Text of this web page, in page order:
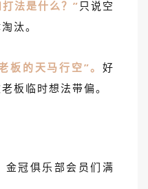
法是什么？” 只说空
汰。
板的天马行空”。 好
板临时想法带偏。
金冠俱乐部会员们满